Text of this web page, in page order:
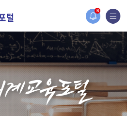
N
편되었습니다.
페이지가 새롭게 개설되었습니다.